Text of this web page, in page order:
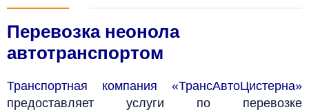
Перевозка неонола
автотранспортом
Транспортная компания «ТрансАвтоЦистерна»
предоставляет услуги по перевозке